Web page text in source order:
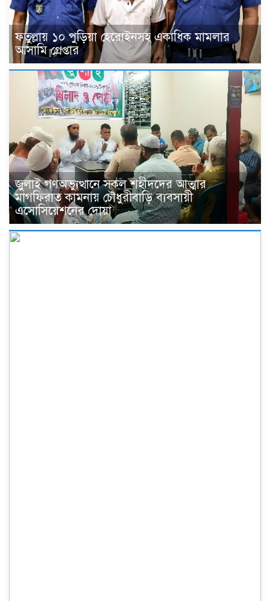
ফতুল্লায় ১০ পুড়িয়া হেরোইনসহ একাধিক মামলার
আসামি গ্রেপ্তার
জুলাই গণঅভ্যুত্থানে সকল শহীদদের আত্মার
মাগফিরাত কামনায় চৌধুরীবাড়ি ব্যবসায়ী
এসোসিয়েশনের দোয়া